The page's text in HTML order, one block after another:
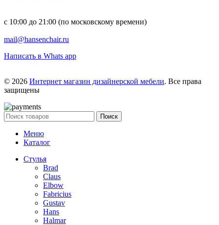
с 10:00 до 21:00 (по московскому времени)
mail@hansenchair.ru
Написать в Whats app
© 2026 Интернет магазин дизайнерской мебели. Все права
защищены
Поиск
Меню
Каталог
Стулья
Brad
Claus
Elbow
Fabricius
Gustav
Hans
Halmar